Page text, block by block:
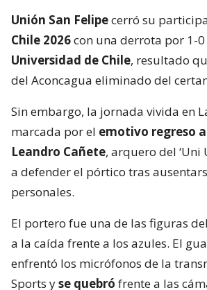
Unión San Felipecerró su
Chile 2026con una derrota por 1-
Universidad de Chile, resultado
del Aconcagua eliminado del
Sin embargo, la jornada vivida en
marcada por el emotivo regreso
Leandro Cañete, arquero del ‘Uni
a defender el pórtico tras
personales.
El portero fue una de las figuras
a la caída frente a los azules. El
enfrentó los micrófonos de la
Sports yse quebró frente a las